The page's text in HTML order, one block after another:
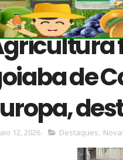
de
12, 2026 Destaques,